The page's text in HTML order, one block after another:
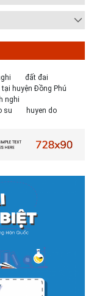
đất đai
tại huyện Đồng Phú
nghi
su huyen do
môi trường đô thị
tầng và môi trường
với 280 chỉ tiêu, thời